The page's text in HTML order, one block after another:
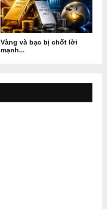
Vàng và bạc bị chốt lời
mạnh...